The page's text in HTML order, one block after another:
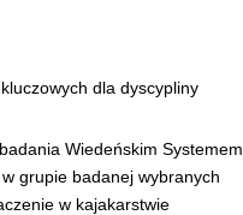
dla dyscypliny
Wiedeńskim Systemem
grupie badanej wybranych
w kajakarstwie